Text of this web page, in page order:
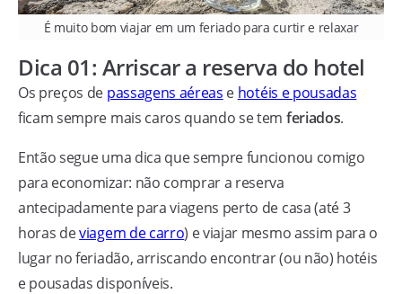
É muito bom viajar em um feriado para curtir e relaxar
Dica 01: Arriscar a reserva do hotel
Os preços de passagens aéreas e hotéis e pousadas
ficam sempre mais caros quando se tem feriados.
Então segue uma dica que sempre funcionou comigo
para economizar: não comprar a reserva
antecipadamente para viagens perto de casa (até 3
horas deviagem de carro) e viajar mesmo assim para o
lugar no feriadão, arriscando encontrar (ou não) hotéis
e pousadas disponíveis.